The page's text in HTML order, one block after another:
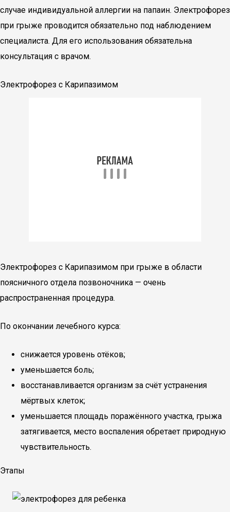
случае индивидуальной аллергии на папаин. Электрофорез
при грыже проводится обязательно под наблюдением
специалиста. Для его использования обязательна
консультация с врачом.
Электрофорез с Карипазимом
Электрофорез с Карипазимом при грыже в области
поясничного отдела позвоночника — очень
распространенная процедура.
По окончании лечебного курса:
снижается уровень отёков;
уменьшается боль;
восстанавливается организм за счёт устранения
мёртвых клеток;
уменьшается площадь поражённого участка, грыжа
затягивается, место воспаления обретает природную
чувствительность.
Этапы